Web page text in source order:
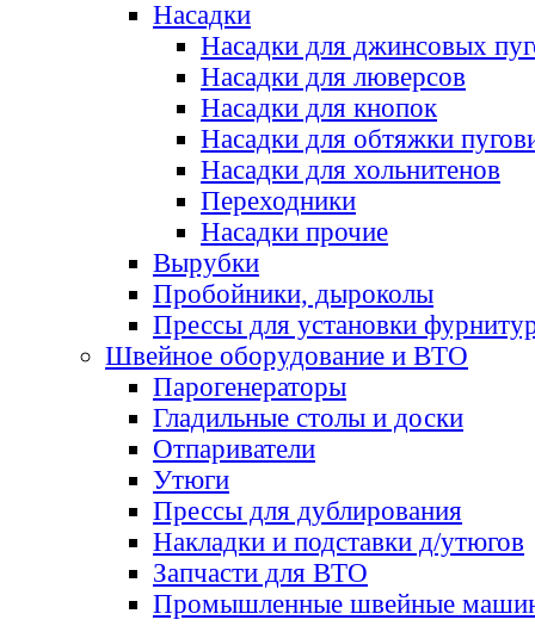
Насадки
Насадки для джинсовых
Насадки для люверсов
Насадки для кнопок
Насадки для обтяжки
Насадки для хольнитенов
Переходники
Насадки прочие
Вырубки
Пробойники, дыроколы
Прессы для установки
Швейное оборудование и ВТО
Парогенераторы
Гладильные столы и доски
Отпариватели
Утюги
Прессы для дублирования
Накладки и подставки д/утюгов
Запчасти для ВТО
Промышленные швейные